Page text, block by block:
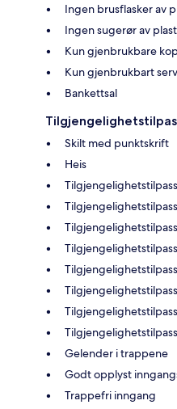
Ingen brusflasker av
Ingen sugerør av plast
Kun gjenbrukbare
Kun gjenbrukbart
Bankettsal
Skilt med punktskrift
Heis
Gelender i trappene
Godt opplyst
Trappefri inngang